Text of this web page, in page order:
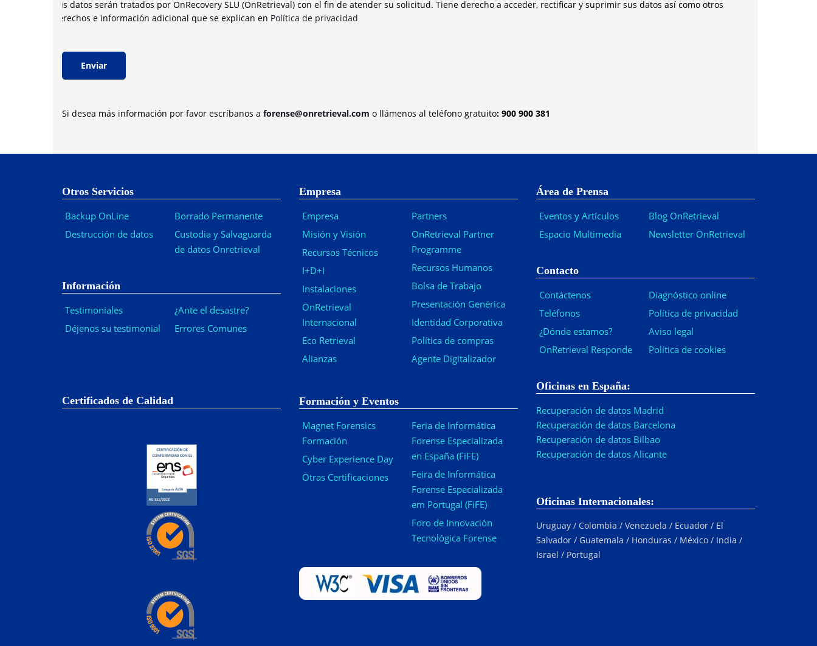
Sus datos serán tratados por OnRecovery SLU (OnRetrieval) con el fin de atender su solicitud. Tiene derecho a acceder, rectificar y suprimir sus datos así como otros
derechos e información adicional que se explican en Política de privacidad
Si desea más información por favor escríbanos a forense@onretrieval.com o llámenos al teléfono gratuito: 900 900 381
Otros Servicios
Backup OnLine
Destrucción de datos
Borrado Permanente
Custodia y Salvaguarda
de datos Onretrieval
Información
Testimoniales
Déjenos su testimonial
¿Ante el desastre?
Errores Comunes
Certificados de Calidad
Empresa
Empresa
Misión y Visión
Recursos Técnicos
I+D+I
Instalaciones
OnRetrieval
Internacional
Eco Retrieval
Alianzas
Partners
OnRetrieval Partner
Programme
Recursos Humanos
Bolsa de Trabajo
Presentación Genérica
Identidad Corporativa
Política de compras
Agente Digitalizador
Formación y Eventos
Magnet Forensics
Formación
Cyber Experience Day
Otras Certificaciones
Feria de Informática
Forense Especializada
en España (FiFE)
Feira de Informática
Forense Especializada
em Portugal (FiFE)
Foro de Innovación
Tecnológica Forense
Área de Prensa
Eventos y Artículos
Espacio Multimedia
Blog OnRetrieval
Newsletter OnRetrieval
Contacto
Contáctenos
Teléfonos
¿Dónde estamos?
OnRetrieval Responde
Diagnóstico online
Política de privacidad
Aviso legal
Política de cookies
Oficinas en España:
Recuperación de datos Madrid
Recuperación de datos Barcelona
Recuperación de datos Bilbao
Recuperación de datos Alicante
Oficinas Internacionales:
Uruguay / Colombia / Venezuela / Ecuador / El
Salvador / Guatemala / Honduras / México / India /
Israel / Portugal